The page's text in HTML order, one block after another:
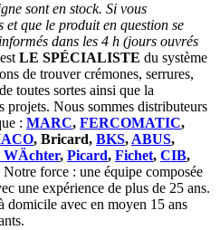
sont en stock. Si vous
et que le produit en question se
dans les 4 h (jours ouvrés
est LE SPÉCIALISTE du système
de trouver crémones, serrures,
toutes sortes ainsi que la
projets. Nous sommes distributeurs
: MARC, FERCOMATIC,
, Bricard, BKS, ABUS,
WÄchter, Picard, Fichet, CIB,
Notre force : une équipe composée
une expérience de plus de 25 ans.
domicile avec en moyen 15 ans